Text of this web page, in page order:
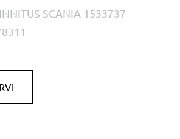
SCANIA 1533737